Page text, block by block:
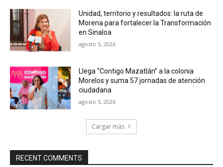
Unidad, territorio y resultados: la ruta de
Morena para fortalecer la Transformación
en Sinaloa
agosto 5, 2026
Llega “Contigo Mazatlán” a la colonia
Morelos y suma 57 jornadas de atención
ciudadana
agosto 5, 2026
Cargar más
RECENT COMMENTS